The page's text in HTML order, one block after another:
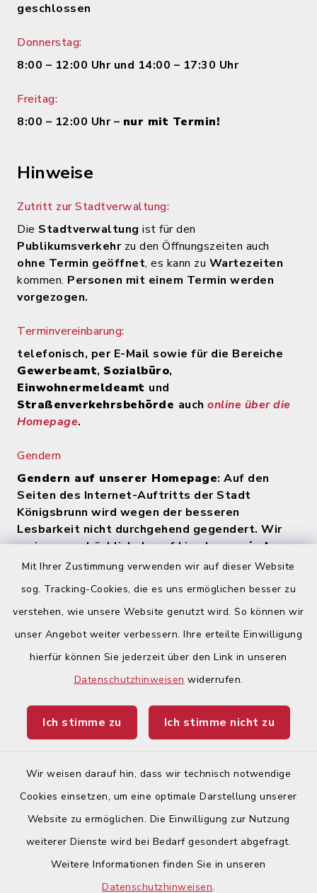
Mit Ihrer Zustimmung verwenden wir auf dieser Website
sog. Tracking-Cookies, die es uns ermöglichen besser zu
verstehen, wie unsere Website genutzt wird. So können wir
unser Angebot weiter verbessern. Ihre erteilte Einwilligung
hierfür können Sie jederzeit über den Link in unseren
Datenschutzhinweisen widerrufen.
Ich stimme zu Ich stimme nicht zu
Wir weisen darauf hin, dass wir technisch notwendige
Cookies einsetzen, um eine optimale Darstellung unserer
Website zu ermöglichen. Die Einwilligung zur Nutzung
weiterer Dienste wird bei Bedarf gesondert abgefragt.
Weitere Informationen finden Sie in unseren
Datenschutzhinweisen.
geschlossen
Donnerstag:
8:00 – 12:00 Uhr und 14:00 – 17:30 Uhr
Freitag:
8:00 – 12:00 Uhr – nur mit Termin!
Hinweise
Zutritt zur Stadtverwaltung:
Die Stadtverwaltung ist für den
Publikumsverkehr zu den Öffnungszeiten auch
ohne Termin geöffnet, es kann zu Wartezeiten
kommen. Personen mit einem Termin werden
vorgezogen.
Terminvereinbarung:
telefonisch, per E-Mail sowie für die Bereiche
Gewerbeamt, Sozialbüro,
Einwohnermeldeamt und
Straßenverkehrsbehörde auch online über die
Homepage.
Gendern
Gendern auf unserer Homepage: Auf den
Seiten des Internet-Auftritts der Stadt
Königsbrunn wird wegen der besseren
Lesbarkeit nicht durchgehend gegendert. Wir
weisen ausdrücklich darauf hin, dasszu jeder
Zeit alle Geschlechter (m/w/d) angesprochen
Quicklinks
Begegnungsland Lech-Wertach
Ticketportal
Barrierefreiheit